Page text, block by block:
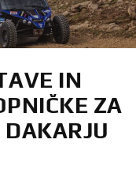
IN
ZA